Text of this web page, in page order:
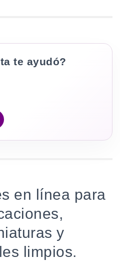
te ayudó?
en línea para
y
limpios.